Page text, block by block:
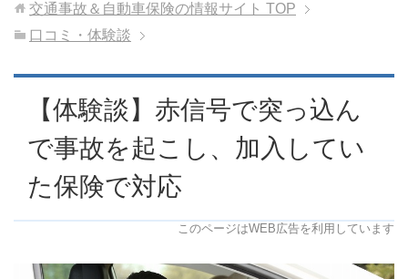
交通事故＆自動車保険の情報サイト TOP
口コミ・体験談
【体験談】赤信号で突っ込ん
で事故を起こし、加入してい
た保険で対応
このページはWEB広告を利用しています